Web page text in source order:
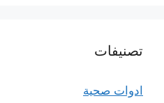
تصنيفات
ادوات صحية